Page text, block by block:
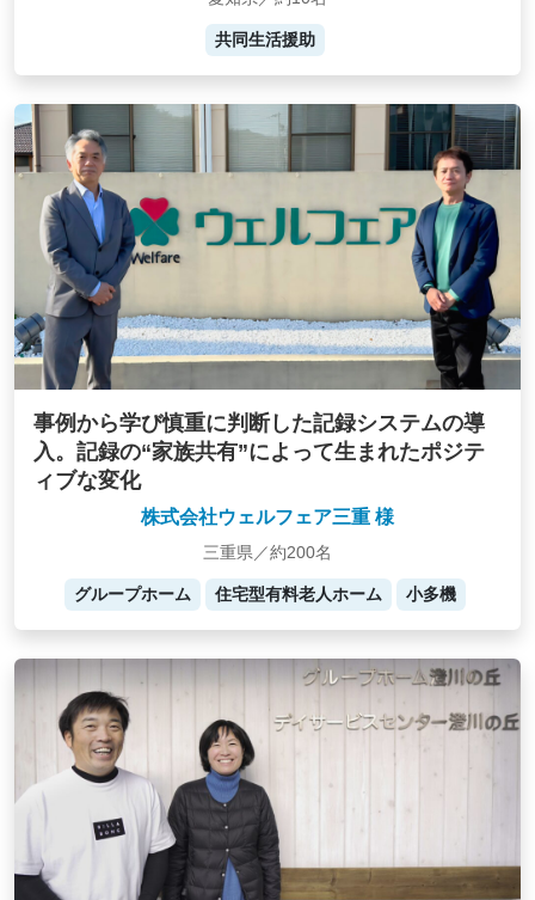
共同生活援助
事例から学び慎重に判断した記録システムの導
入。記録の“家族共有”によって生まれたポジテ
ィブな変化
株式会社ウェルフェア三重 様
三重県／約200名
グループホーム 住宅型有料老人ホーム 小多機